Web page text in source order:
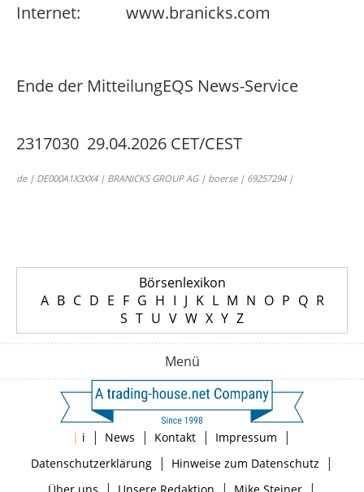
Internet:
www.branicks.com
Ende der MitteilungEQS News-Service
2317030 29.04.2026 CET/CEST
de | DE000A1X3XX4 | BRANICKS GROUP AG | boerse | 69257294 |
Börsenlexikon
A B C D E F G H I J K L M N O P Q R
S T U V W X Y Z
Menü
| i | News | Kontakt | Impressum |
Datenschutzerklärung| Hinweise zum Datenschutz |